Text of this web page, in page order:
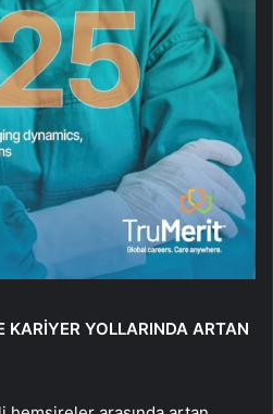
KARİYER YOLLARINDA ARTAN